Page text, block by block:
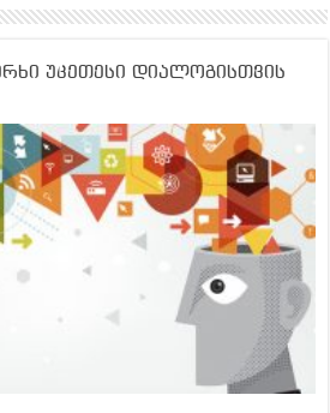
უკეთესი დიალოგისთვის